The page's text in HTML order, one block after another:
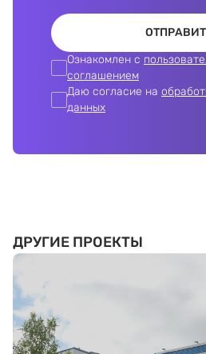
Ознакомлен с
соглашением
Даю согласие на
данных
ДРУГИЕ ПРОЕКТЫ